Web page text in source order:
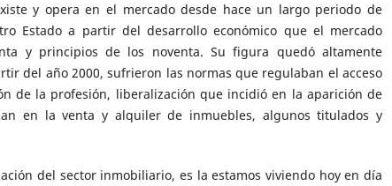
y opera en el mercado desde hace un largo periodo de
Estado a partir del desarrollo económico que el mercado
y principios de los noventa. Su figura quedó altamente
del año 2000, sufrieron las normas que regulaban el acceso
de la profesión, liberalización que incidió en la aparición de
en la venta y alquiler de inmuebles, algunos titulados y
del sector inmobiliario, es la estamos viviendo hoy en día